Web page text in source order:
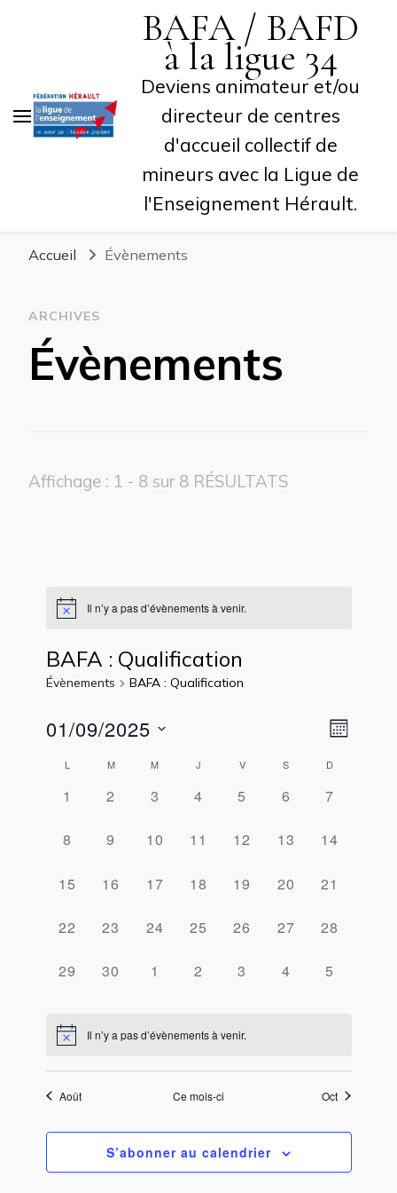
BAFA / BAFD
à la ligue 34
Deviens animateur et/ou
directeur de centres
d'accueil collectif de
mineurs avec la Ligue de
l'Enseignement Hérault.
Accueil Évènements
ARCHIVES
Évènements
Affichage : 1 - 8 sur 8 RÉSULTATS
Il n’y a pas d’évènements à venir.
BAFA : Qualification
Évènements BAFA : Qualification
par
Mois
01/09/2025
Sélectionnez
Calendrier
de
Évènements
L M M J V S D
0
1
0
2
0
3
0
4
0
5
0
6
0
7
0
8
0
9
0
10
0
11
0
12
0
13
0
14
0
15
0
16
0
17
0
18
0
19
0
20
0
21
0
22
0
23
0
24
0
25
0
26
0
27
0
28
0
29
0
30
0
1
0
2
0
3
0
4
0
5
Il n’y a pas d’évènements à venir.
Août Ce mois-ci Oct
S’abonner au calendrier